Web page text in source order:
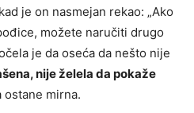
je on nasmejan rekao: „Ako
možete naručiti drugo
je da oseća da nešto nije
nije želela da pokaže
ostane mirna.